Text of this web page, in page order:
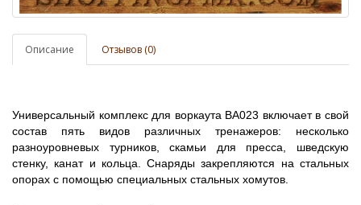
Описание Отзывов (0)
Универсальный комплекс для воркаута ВА023 включает в свой
состав пять видов различных тренажеров: несколько
разноуровневых турников, скамьи для пресса, шведскую
стенку, канат и кольца. Снаряды закрепляются на стальных
опорах с помощью специальных стальных хомутов.